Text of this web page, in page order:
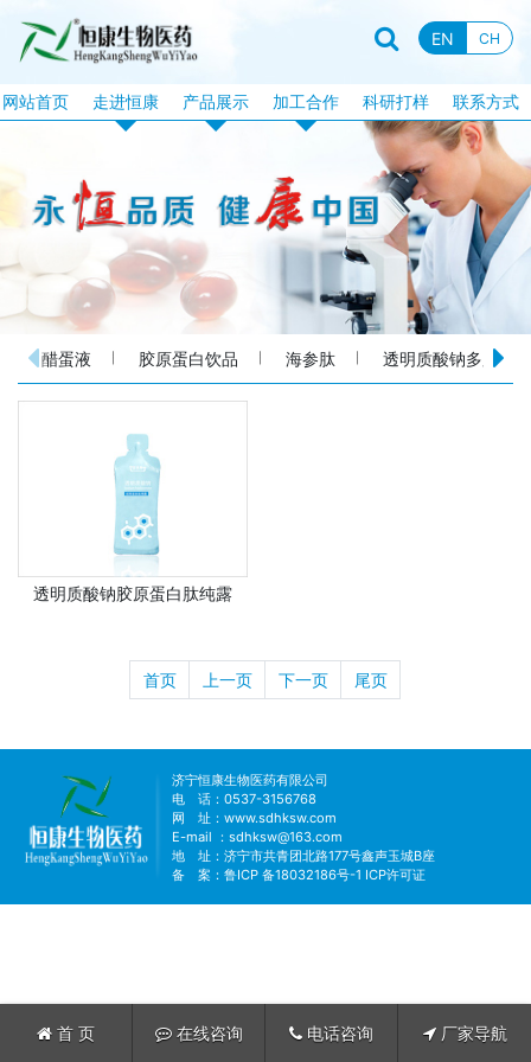
EN CH
网站首页
走进恒康
企业资质
行业资讯
企业文化
企业视频
品牌故事
产品展示
恒康产品
液饮产品
露酒系列
丸剂系列
化妆品系列
加工合作
片剂加工
固体饮料加工
软胶囊加工
包衣片加工
口服液体加工
科研打样 联系方式
醋蛋液 胶原蛋白饮品 海参肽 透明质酸钠多肽饮品
透明质酸钠胶原蛋白肽纯露
首页 上一页 下一页 尾页
济宁恒康生物医药有限公司
电 话：0537-3156768
网 址： www.sdhksw.com
E-mail ：sdhksw@163.com
地 址：济宁市共青团北路177号鑫声玉城B座
备 案： 鲁ICP 备18032186号-1 ICP许可证
首 页 在线咨询 电话咨询 厂家导航